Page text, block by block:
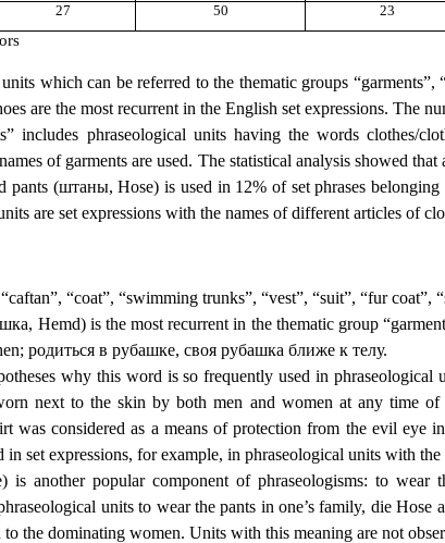
27 50 23
which can be referred to the thematic groups
are the most recurrent in the English set expressions. The
includes phraseological units having the words
of garments are used. The statistical analysis showed
(штаны, Hose) is used in 12% of set phrases
are set expressions with the names of different articles of
“coat”, “swimming trunks”, “vest”, “suit”, “fur coat”,
Hemd) is the most recurrent in the thematic group
родиться в рубашке, своя рубашка ближе к телу.
why this word is so frequently used in
next to the skin by both men and women at any time
was considered as a means of protection from the evil
set expressions, for example, in phraseological units with
is another popular component of phraseologisms: to
units to wear the pants in one’s family, die
to the dominating women. Units with this meaning are not